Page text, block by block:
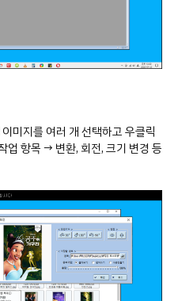
미지를 여러 개 선택하고 우클릭
업 항목 → 변환, 회전, 크기 변경 등